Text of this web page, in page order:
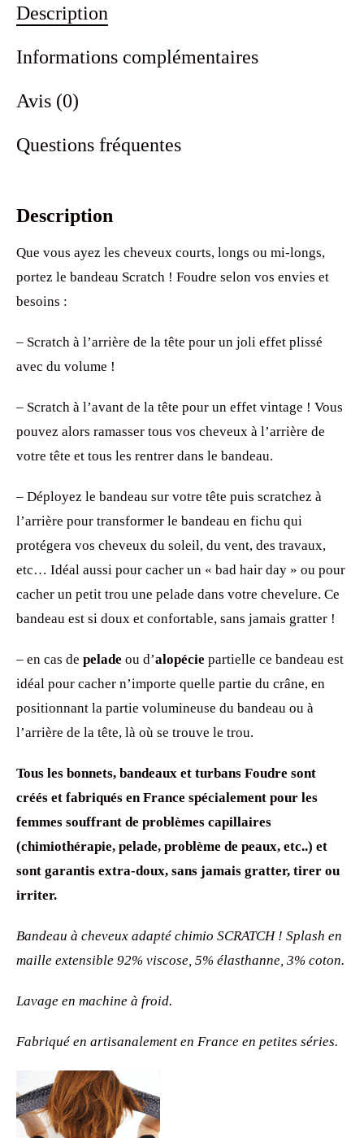
Description
Informations complémentaires
Avis (0)
Questions fréquentes
Description
Que vous ayez les cheveux courts, longs ou mi-longs,
portez le bandeau Scratch ! Foudre selon vos envies et
besoins :
– Scratch à l’arrière de la tête pour un joli effet plissé
avec du volume !
– Scratch à l’avant de la tête pour un effet vintage ! Vous
pouvez alors ramasser tous vos cheveux à l’arrière de
votre tête et tous les rentrer dans le bandeau.
– Déployez le bandeau sur votre tête puis scratchez à
l’arrière pour transformer le bandeau en fichu qui
protégera vos cheveux du soleil, du vent, des travaux,
etc… Idéal aussi pour cacher un « bad hair day » ou pour
cacher un petit trou une pelade dans votre chevelure. Ce
bandeau est si doux et confortable, sans jamais gratter !
– en cas de pelade ou d’alopécie partielle ce bandeau est
idéal pour cacher n’importe quelle partie du crâne, en
positionnant la partie volumineuse du bandeau ou à
l’arrière de la tête, là où se trouve le trou.
Tous les bonnets, bandeaux et turbans Foudre sont
créés et fabriqués en France spécialement pour les
femmes souffrant de problèmes capillaires
(chimiothérapie, pelade, problème de peaux, etc..) et
sont garantis extra-doux, sans jamais gratter, tirer ou
irriter.
Bandeau à cheveux adapté chimio SCRATCH ! Splash en
maille extensible 92% viscose, 5% élasthanne, 3% coton.
Lavage en machine à froid.
Fabriqué en artisanalement en France en petites séries.